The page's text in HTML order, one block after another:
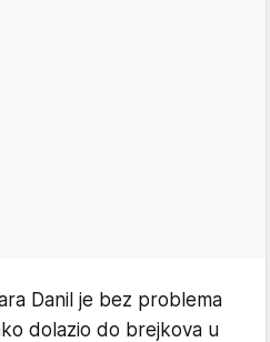
Danil je bez problema
dolazio do brejkova u